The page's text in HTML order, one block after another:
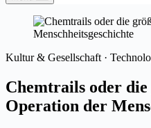
Kultur & Gesellschaft ·
Chemtrails oder die
Operation der